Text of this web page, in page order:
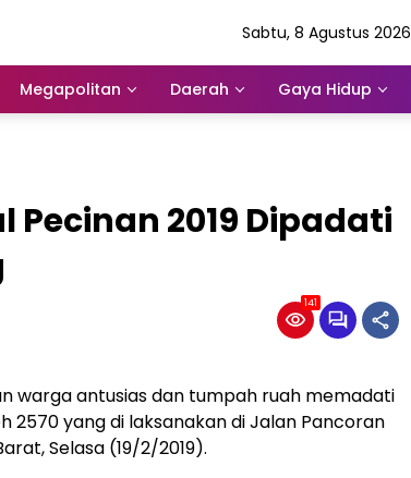
Sabtu, 8 Agustus 2026
Megapolitan Daerah Gaya Hidup
2019 Dipadati
141
warga antusias dan tumpah ruah memadati
2570 yang di laksanakan di Jalan Pancoran
Selasa (19/2/2019).